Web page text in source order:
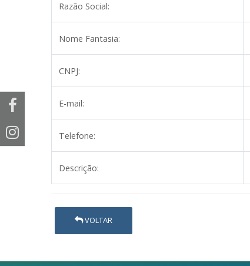
Razão Social:
Nome Fantasia:
CNPJ:
E-mail:
Telefone:
Descrição:
VOLTAR